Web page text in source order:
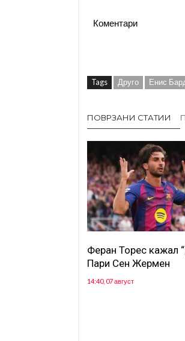
Коментари
Tags Друго Енис
ПОВРЗАНИ СТАТИИ
Феран Торес кажал
Пари Сен Жермен
14:40, 07 август